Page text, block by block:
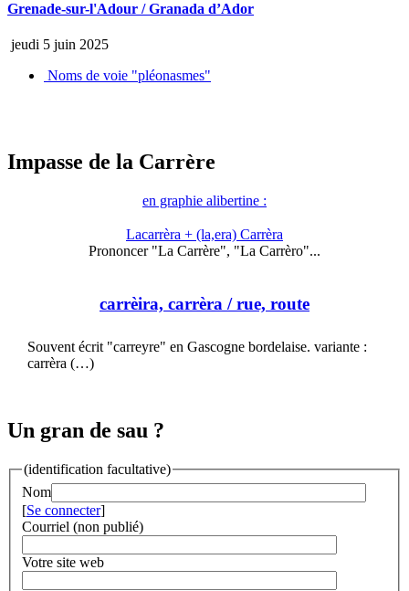
Grenade-sur-l'Adour / Granada d’Ador
jeudi 5 juin 2025
Noms de voie "pléonasmes"
Impasse de la Carrère
en graphie alibertine :
Lacarrèra + (la,era) Carrèra
Prononcer "La Carrère", "La Carrèro"...
carrèira, carrèra / rue, route
Souvent écrit "carreyre" en Gascogne bordelaise. variante :
carrèra (…)
Un gran de sau ?
(identification facultative)
Nom
[Se connecter]
Courriel (non publié)
Votre site web